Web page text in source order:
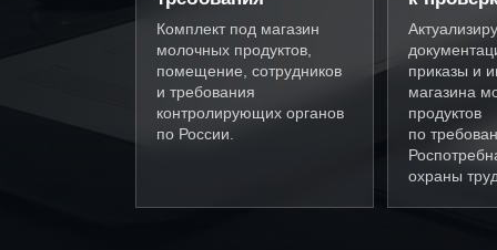
Комплект под магазин
молочных продуктов,
помещение, сотрудников
и требования
контролирующих органов
по России.
приказы и
магазина
продуктов
по
охраны